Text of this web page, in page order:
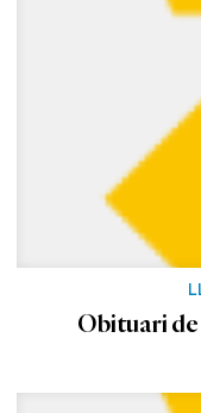
Obituari